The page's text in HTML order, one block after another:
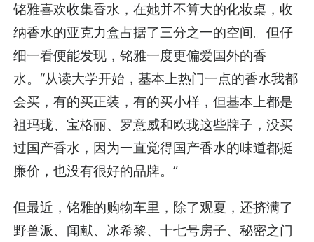
铭雅喜欢收集香水，在她并不算大的化妆桌，收
纳香水的亚克力盒占据了三分之一的空间。但仔
细一看便能发现，铭雅一度更偏爱国外的香
水。“从读大学开始，基本上热门一点的香水我都
会买，有的买正装，有的买小样，但基本上都是
祖玛珑、宝格丽、罗意威和欧珑这些牌子，没买
过国产香水，因为一直觉得国产香水的味道都挺
廉价，也没有很好的品牌。”
但最近，铭雅的购物车里，除了观夏，还挤满了
野兽派、闻献、冰希黎、十七号房子、秘密之门